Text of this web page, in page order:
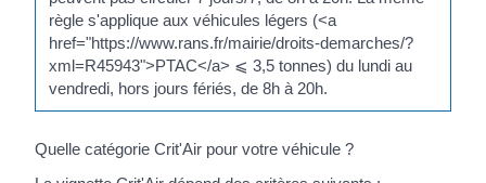
règle s'applique aux véhicules légers (<a
href="https://www.rans.fr/mairie/droits-demarches/?
xml=R45943">PTAC</a> ⩽ 3,5 tonnes) du lundi au
vendredi, hors jours fériés, de 8h à 20h.
Quelle catégorie Crit'Air pour votre véhicule ?